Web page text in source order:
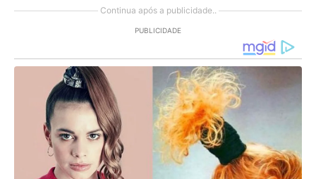
Continua após a publicidade..
PUBLICIDADE